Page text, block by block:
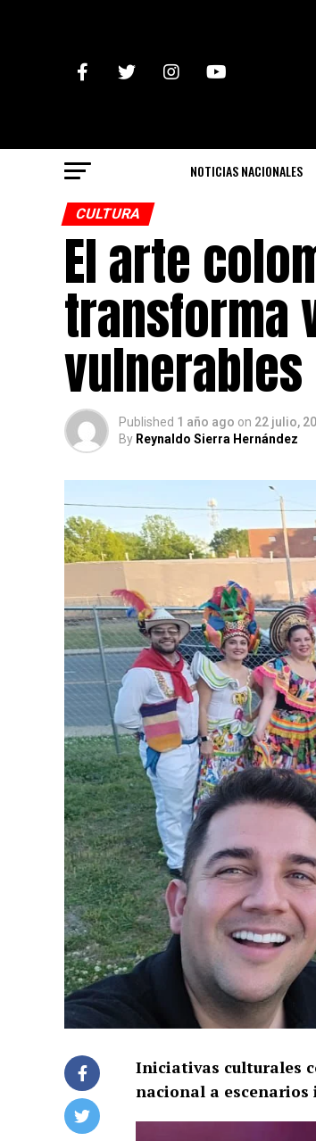
NOTICIAS NACIONALES
CULTURA
El arte
transforma
vulnerables
Published 1 año ago on 22 julio,
By Reynaldo Sierra Hernández
Iniciativas culturales
nacional a